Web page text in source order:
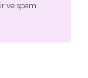
ve spam